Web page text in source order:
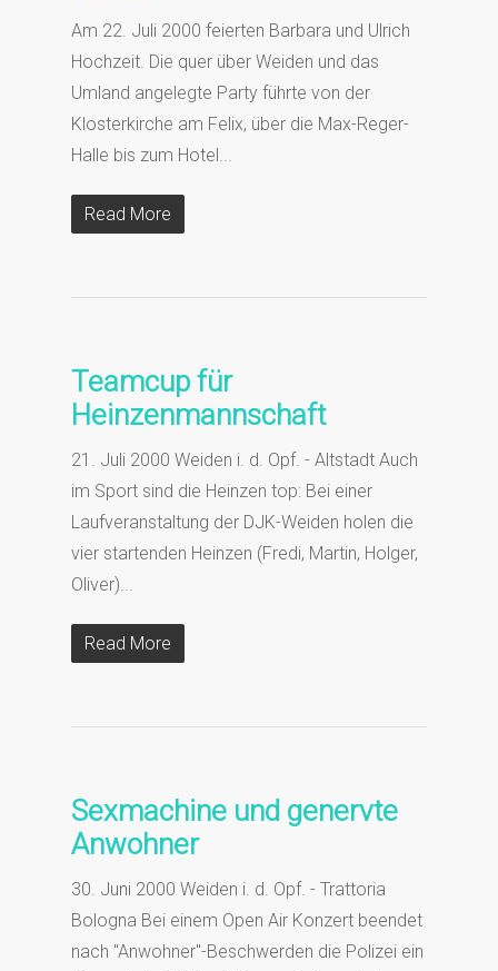
Am 22. Juli 2000 feierten Barbara und Ulrich
Hochzeit. Die quer über Weiden und das
Umland angelegte Party führte von der
Klosterkirche am Felix, über die Max-Reger-
Halle bis zum Hotel...
Read More
Teamcup für
Heinzenmannschaft
21. Juli 2000 Weiden i. d. Opf. - Altstadt Auch
im Sport sind die Heinzen top: Bei einer
Laufveranstaltung der DJK-Weiden holen die
vier startenden Heinzen (Fredi, Martin, Holger,
Oliver)...
Read More
Sexmachine und genervte
Anwohner
30. Juni 2000 Weiden i. d. Opf. - Trattoria
Bologna Bei einem Open Air Konzert beendet
nach "Anwohner"-Beschwerden die Polizei ein